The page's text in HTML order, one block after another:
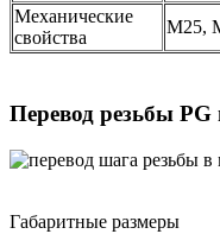
Механические
свойства
М25,
Перевод резьбы PG
Габаритные размеры